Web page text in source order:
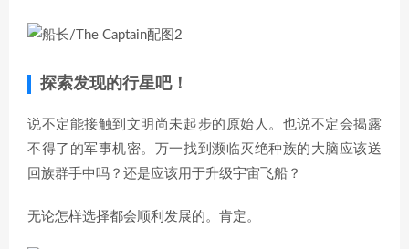
探索发现的行星吧！
说不定能接触到文明尚未起步的原始人。也说不定会揭露
不得了的军事机密。万一找到濒临灭绝种族的大脑应该送
回族群手中吗？还是应该用于升级宇宙飞船？
无论怎样选择都会顺利发展的。肯定。